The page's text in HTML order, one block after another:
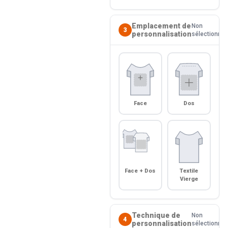
3
Emplacement de
personnalisation
Non
sélectionné
Face Dos
Face + Dos
Textile
Vierge
4
Technique de
personnalisation
Non
sélectionné